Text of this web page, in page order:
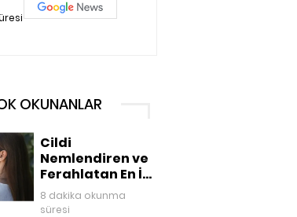
OKUNANLAR
Cildi
Nemlendiren ve
Ferahlatan En İyi
Yüz Mistleri
8 dakika okunma
süresi